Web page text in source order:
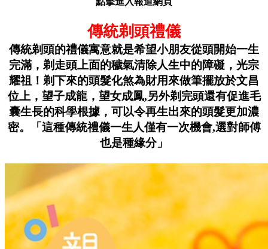
傳統剃頭禮儀
傳統剃頭的禮儀寓意就是希望小朋友從頭開始一生
完滿，剃走頭上面的穢氣清除人生中的障礙，光宗
耀祖！剃下來的頭髮化煞為財用來做筆擺放於文昌
位上，望子成龍，望女成鳳,另外剃完頭還有促進毛
囊生長的科學根據，可以令再生出來的頭髮更加濃
密。
「這種傳統禮儀一生人僅有一次機會,選對師傅
也是種緣分」